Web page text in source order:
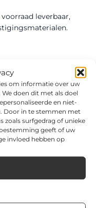
om informatie over uw
doen dit met als doel
en niet-
Door in te stemmen met
zoals surfgedrag of unieke
geeft of uw
invloed hebben op
leverbaar,